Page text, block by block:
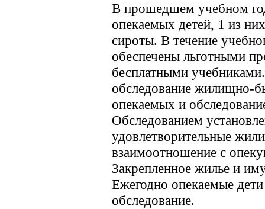
В прошедшем учебном
опекаемых детей, 1 из
сироты. В течение
обеспечены льготными
бесплатными
обследование жилищно-
опекаемых и
Обследованием
удовлетворительные
взаимоотношение с
Закрепленное жилье и
Ежегодно опекаемые
обследование.